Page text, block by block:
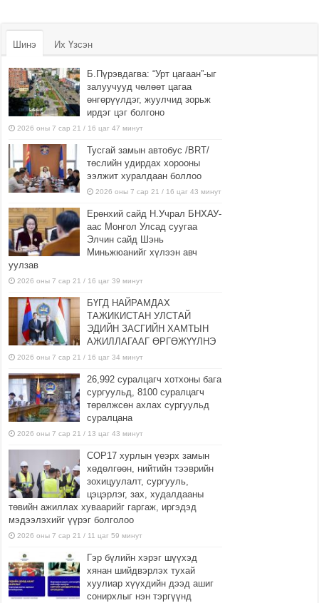
Шинэ Их Үзсэн
Б.Пүрэвдагва: “Урт цагаан”-ыг
залуучууд чөлөөт цагаа
өнгөрүүлдэг, жуулчид зорьж
ирдэг цэг болгоно
2026 оны 7 сар 21 / 16 цаг 47 минут
Тусгай замын автобус /BRT/
төслийн удирдах хорооны
ээлжит хуралдаан боллоо
2026 оны 7 сар 21 / 16 цаг 43 минут
Ерөнхий сайд Н.Учрал БНХАУ-
аас Монгол Улсад суугаа
Элчин сайд Шэнь
Миньжюанийг хүлээн авч
уулзав
2026 оны 7 сар 21 / 16 цаг 39 минут
БҮГД НАЙРАМДАХ
ТАЖИКИСТАН УЛСТАЙ
ЭДИЙН ЗАСГИЙН ХАМТЫН
АЖИЛЛАГААГ ӨРГӨЖҮҮЛНЭ
2026 оны 7 сар 21 / 16 цаг 34 минут
26,992 суралцагч хотхоны бага
сургуульд, 8100 суралцагч
төрөлжсөн ахлах сургуульд
суралцана
2026 оны 7 сар 21 / 13 цаг 43 минут
COP17 хурлын үеэрх замын
хөдөлгөөн, нийтийн тээврийн
зохицуулалт, сургууль,
цэцэрлэг, зах, худалдааны
төвийн ажиллах хуваарийг гаргаж, иргэдэд
мэдээлэхийг үүрэг болголоо
2026 оны 7 сар 21 / 11 цаг 59 минут
Гэр бүлийн хэрэг шүүхэд
хянан шийдвэрлэх тухай
хуулиар хүүхдийн дээд ашиг
сонирхлыг нэн тэргүүнд